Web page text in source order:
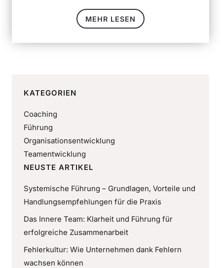
MEHR LESEN
KATEGORIEN
Coaching
Führung
Organisationsentwicklung
Teamentwicklung
NEUSTE ARTIKEL
Systemische Führung – Grundlagen, Vorteile und
Handlungsempfehlungen für die Praxis
Das Innere Team: Klarheit und Führung für
erfolgreiche Zusammenarbeit
Fehlerkultur: Wie Unternehmen dank Fehlern
wachsen können